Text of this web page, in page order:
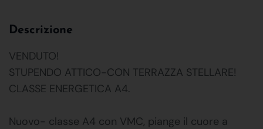
Descrizione
VENDUTO!
STUPENDO ATTICO-CON TERRAZZA STELLARE!
CLASSE ENERGETICA A4.
Nuovo- classe A4 con VMC, piange il cuore a